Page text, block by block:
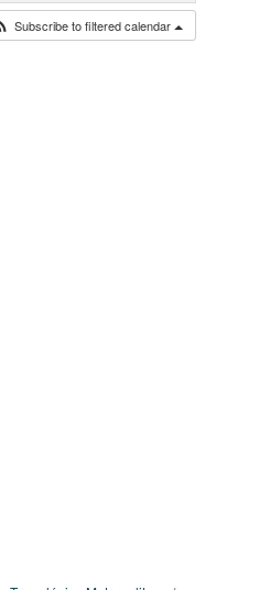
Subscribe to filtered calendar